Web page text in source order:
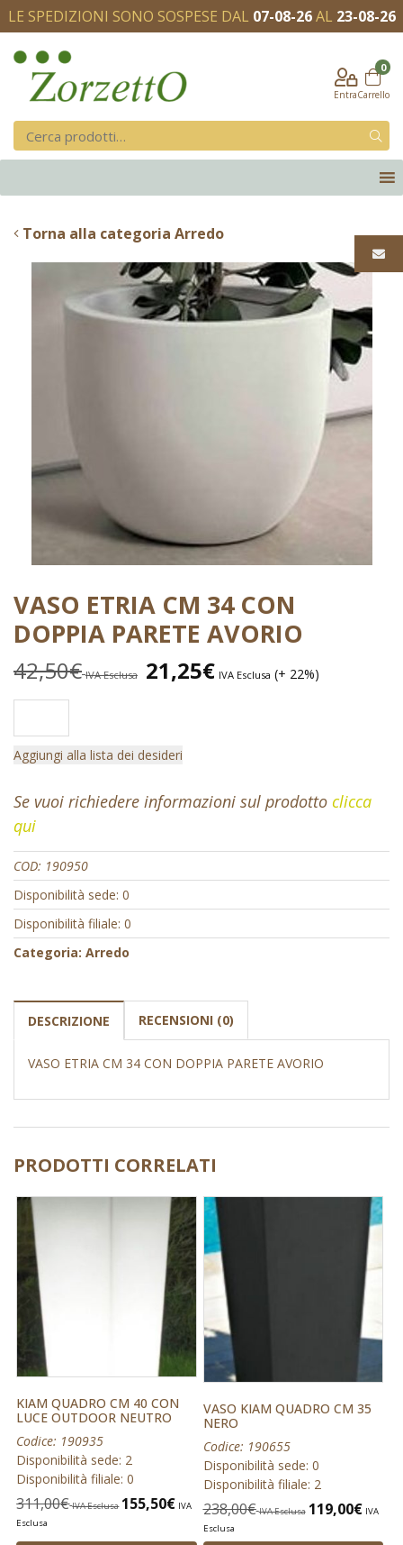
LE SPEDIZIONI SONO SOSPESE DAL 07-08-26AL 23-08-26
Entra
0
Carrello
Torna alla categoria Arredo
VASO ETRIA CM 34 CON
DOPPIA PARETE AVORIO
42,50€ IVA Esclusa 21,25€ IVA Esclusa (+ 22%)
Aggiungi alla lista dei desideri
Se vuoi richiedere informazioni sul prodotto clicca
qui
COD: 190950
Disponibilità sede: 0
Disponibilità filiale: 0
Categoria: Arredo
DESCRIZIONE RECENSIONI (0)
VASO ETRIA CM 34 CON DOPPIA PARETE AVORIO
PRODOTTI CORRELATI
KIAM QUADRO CM 40 CON
LUCE OUTDOOR NEUTRO
Codice: 190935
Disponibilità sede: 2
Disponibilità filiale: 0
311,00€ IVA Esclusa 155,50€ IVA
Esclusa
VASO KIAM QUADRO CM 35
NERO
Codice: 190655
Disponibilità sede: 0
Disponibilità filiale: 2
238,00€ IVA Esclusa 119,00€ IVA
Esclusa